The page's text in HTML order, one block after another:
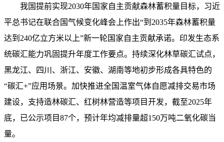
我国提前实现2030年国家自主贡献森林蓄积量目标，习近
平总书记在联合国气候变化峰会上作出“到2035年森林蓄积量
达到240亿立方米以上”新一轮国家自主贡献承诺。印发生态系
统碳汇能力巩固提升年度工作要点。持续深化林草碳汇试点，
黑龙江、四川、浙江、安徽、湖南等地初步形成各具特色的
“碳汇+”应用场景。加快推进全国温室气体自愿减排交易市场
建设，支持造林碳汇、红树林营造等项目开发，截至2025年
底，已公示项目87个，预计年均减排量超150万吨二氧化碳当
量。